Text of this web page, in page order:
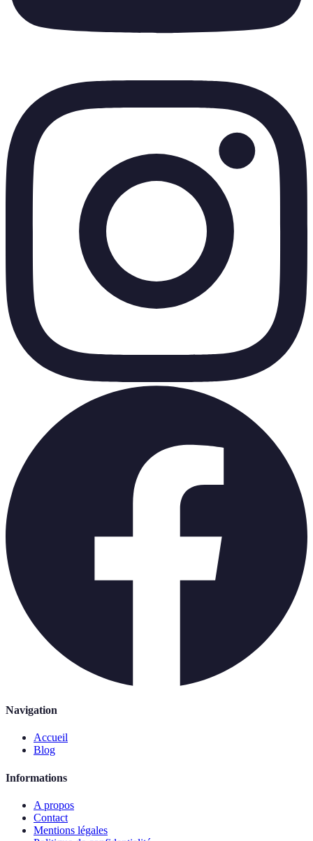
Navigation
Accueil
Blog
Informations
A propos
Contact
Mentions légales